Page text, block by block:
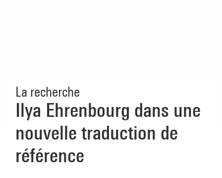
La recherche
Ilya Ehrenbourg dans une
nouvelle traduction de
référence